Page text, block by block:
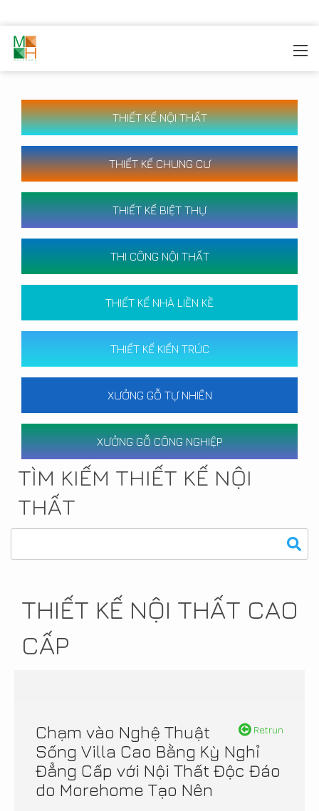
THIẾT KẾ NỘI THẤT
THIẾT KẾ CHUNG CƯ
THIẾT KẾ BIỆT THỰ
THI CÔNG NỘI THẤT
THIẾT KẾ NHÀ LIỀN KỀ
THIẾT KẾ KIẾN TRÚC
XƯỞNG GỖ TỰ NHIÊN
XƯỞNG GỖ CÔNG NGHIỆP
TÌM KIẾM THIẾT KẾ NỘI
THẤT
THIẾT KẾ NỘI THẤT CAO
CẤP
Retrun
Chạm vào Nghệ Thuật
Sống Villa Cao Bằng Kỳ Nghỉ
Đẳng Cấp với Nội Thất Độc Đáo
do Morehome Tạo Nên